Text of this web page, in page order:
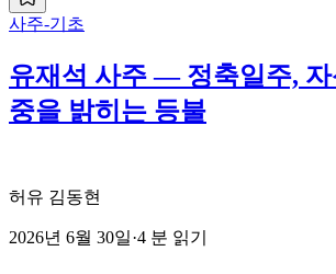
사주-기초
유재석 사주 — 정축일주,
중을 밝히는 등불
허유 김동현
2026년 6월 30일·4 분 읽기